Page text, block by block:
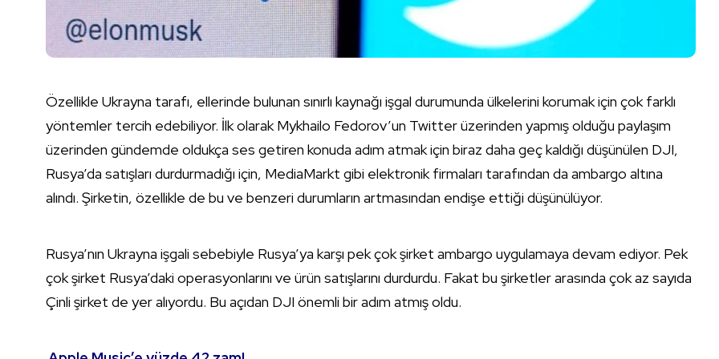
Özellikle Ukrayna tarafı, ellerinde bulunan sınırlı kaynağı işgal durumunda ülkelerini korumak için çok farklı
yöntemler tercih edebiliyor. İlk olarak Mykhailo Fedorov’un Twitter üzerinden yapmış olduğu paylaşım
üzerinden gündemde oldukça ses getiren konuda adım atmak için biraz daha geç kaldığı düşünülen DJI,
Rusya’da satışları durdurmadığı için, MediaMarkt gibi elektronik firmaları tarafından da ambargo altına
alındı. Şirketin, özellikle de bu ve benzeri durumların artmasından endişe ettiği düşünülüyor.
Rusya’nın Ukrayna işgali sebebiyle Rusya’ya karşı pek çok şirket ambargo uygulamaya devam ediyor. Pek
çok şirket Rusya’daki operasyonlarını ve ürün satışlarını durdurdu. Fakat bu şirketler arasında çok az sayıda
Çinli şirket de yer alıyordu. Bu açıdan DJI önemli bir adım atmış oldu.